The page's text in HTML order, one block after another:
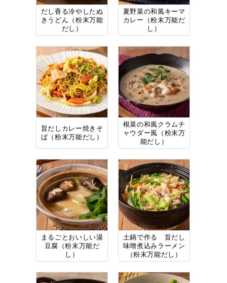
だし香る冷やしたぬ
きうどん（粉末万能
だし）
夏野菜の和風キーマ
カレー（粉末万能だ
し）
旨だしカレー焼きそ
ば（粉末万能だし）
根菜の和風クラムチ
ャウダー風（粉末万
能だし）
まるごとおいしい湯
豆腐（粉末万能だ
し）
土鍋で作る 旨だし
味噌煮込みラーメン
（粉末万能だし）